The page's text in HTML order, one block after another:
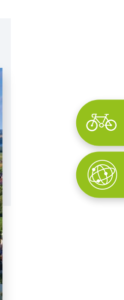
Wyszukaj